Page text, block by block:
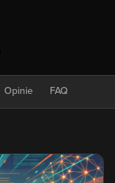
Opinie FAQ